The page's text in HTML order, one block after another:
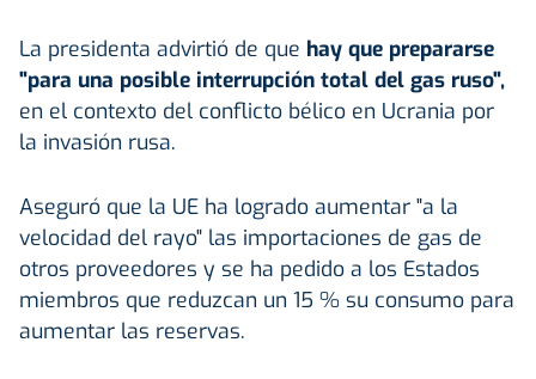
La presidenta advirtió de que hay que prepararse
"para una posible interrupción total del gas ruso",
en el contexto del conflicto bélico en Ucrania por
la invasión rusa.
Aseguró que la UE ha logrado aumentar "a la
velocidad del rayo" las importaciones de gas de
otros proveedores y se ha pedido a los Estados
miembros que reduzcan un 15 % su consumo para
aumentar las reservas.